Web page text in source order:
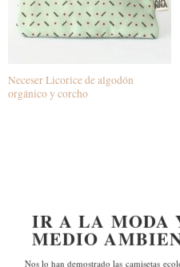
Neceser Licorice de algodón
orgánico y corcho
IR A LA MODA
MEDIO
Nos lo han demostrado las camisetas